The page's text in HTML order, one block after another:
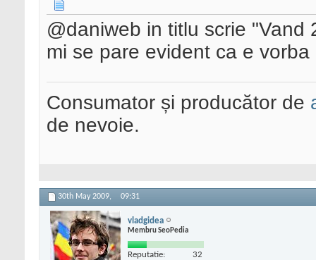
@daniweb in titlu scrie "Vand
mi se pare evident ca e
Consumator și producător de
de nevoie.
30th May 2009, 09:31
vladgidea
Membru SeoPedia
Reputatie: 32